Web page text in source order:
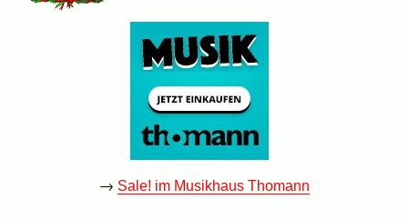
→ Sale! im Musikhaus Thomann